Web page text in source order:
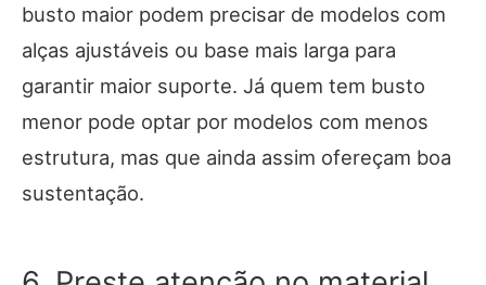
busto maior podem precisar de modelos com
alças ajustáveis ou base mais larga para
garantir maior suporte. Já quem tem busto
menor pode optar por modelos com menos
estrutura, mas que ainda assim ofereçam boa
sustentação.